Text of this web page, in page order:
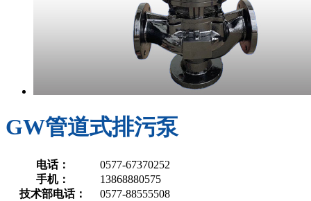
GW管道式排污泵
电话：
0577-67370252
手机：
13868880575
技术部电话：
0577-88555508